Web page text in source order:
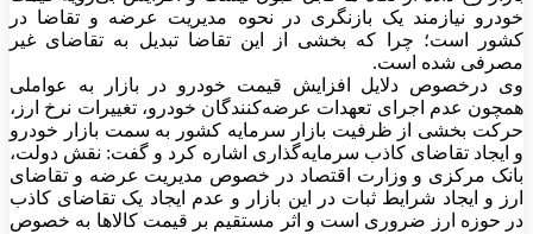
خودرو نیازمند یک بازنگری در نحوه مدیریت عرضه و تقاضا در
کشور است؛ چرا که بخشی از این تقاضا تبدیل به تقاضای غیر
مصرفی شده است.
وی درخصوص دلایل افزایش قیمت خودرو در بازار به عواملی
همچون عدم اجرای تعهدات عرضه‌کنندگان خودرو، تغییرات نرخ ارز،
حرکت بخشی از ظرفیت بازار سرمایه کشور به سمت بازار خودرو
و ایجاد تقاضای کاذب سرمایه‌گذاری اشاره کرد و گفت: نقش دولت،
بانک مرکزی و وزارت اقتصاد در خصوص مدیریت عرضه و تقاضای
ارز و ایجاد شرایط ثبات در این بازار و عدم ایجاد یک تقاضای کاذب
در حوزه ارز ضروری است و اثر مستقیم بر قیمت کالاها به خصوص